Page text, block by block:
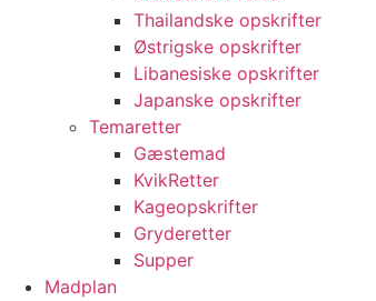
Thailandske opskrifter
Østrigske opskrifter
Libanesiske opskrifter
Japanske opskrifter
Temaretter
Gæstemad
KvikRetter
Kageopskrifter
Gryderetter
Supper
Madplan